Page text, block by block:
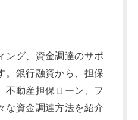
ング、資金調達のサポ
。銀行融資から、担保
不動産担保ローン、フ
な資金調達方法を紹介